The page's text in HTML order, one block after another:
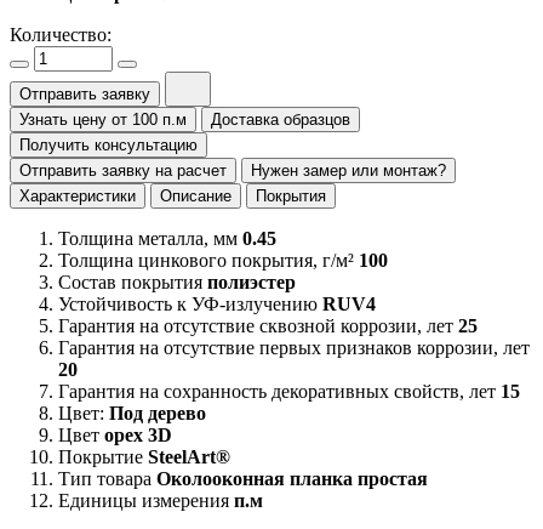
Количество:
Отправить заявку
Узнать цену от 100 п.м
Доставка образцов
Получить консультацию
Отправить заявку на расчет
Нужен замер или монтаж?
Характеристики
Описание Покрытия
Толщина металла, мм 0.45
Толщина цинкового покрытия, г/м² 100
Состав покрытия полиэстер
Устойчивость к УФ-излучению RUV4
Гарантия на отсутствие сквозной коррозии, лет 25
Гарантия на отсутствие первых признаков коррозии, лет
20
Гарантия на сохранность декоративных свойств, лет 15
Цвет: Под дерево
Цвет орех 3D
Покрытие SteelArt®
Тип товара Околооконная планка простая
Единицы измерения п.м